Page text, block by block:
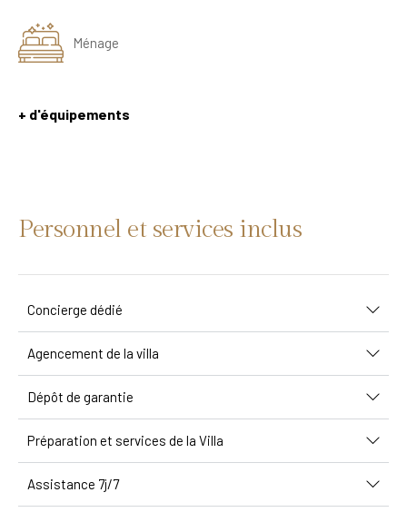
Ménage
+ d'équipements
Personnel et services inclus
Concierge dédié
Agencement de la villa
Dépôt de garantie
Préparation et services de la Villa
Assistance 7j/7